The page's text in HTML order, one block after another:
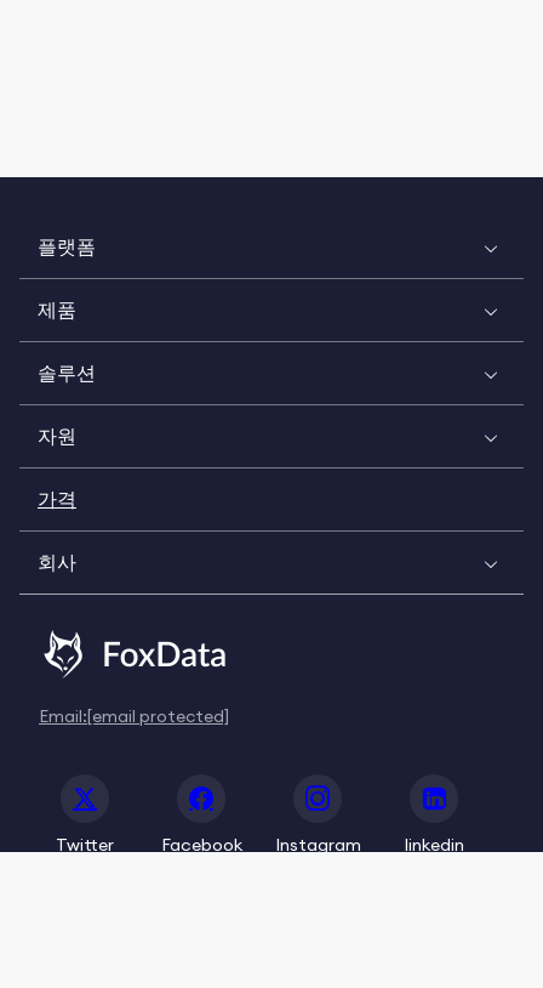
플랫폼
제품
솔루션
자원
가격
회사
Email:[email protected]
Twitter Facebook Instagram linkedin